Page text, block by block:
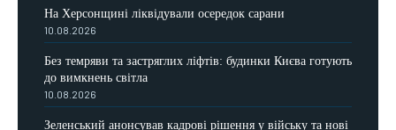
На Херсонщині ліквідували осередок сарани
10.08.2026
Без темряви та застряглих ліфтів: будинки Києва готують
до вимкнень світла
10.08.2026
Зеленський анонсував кадрові рішення у війську та нові